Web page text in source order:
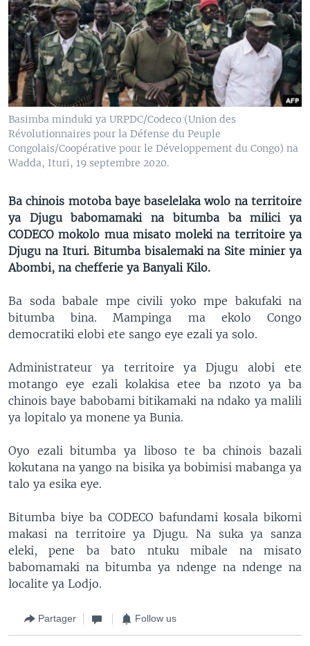
SÉCURITÉ
SCIENCE/TECHNOLOGIE
SPORTS
Basimba minduki ya URPDC/Codeco (Union des
Révolutionnaires pour la Défense du Peuple
Congolais/Coopérative pour le Développement du Congo) na
Wadda, Ituri, 19 septembre 2020.
Ba chinois motoba baye baselelaka wolo na territoire
ya Djugu babomamaki na bitumba ba milici ya
CODECO mokolo mua misato moleki na territoire ya
Djugu na Ituri. Bitumba bisalemaki na Site minier ya
Abombi, na chefferie ya Banyali Kilo.
Ba soda babale mpe civili yoko mpe bakufaki na
bitumba bina. Mampinga ma ekolo Congo
democratiki elobi ete sango eye ezali ya solo.
Administrateur ya territoire ya Djugu alobi ete
motango eye ezali kolakisa etee ba nzoto ya ba
chinois baye babobami bitikamaki na ndako ya malili
ya lopitalo ya monene ya Bunia.
Oyo ezali bitumba ya liboso te ba chinois bazali
kokutana na yango na bisika ya bobimisi mabanga ya
talo ya esika eye.
Bitumba biye ba CODECO bafundami kosala bikomi
makasi na territoire ya Djugu. Na suka ya sanza
eleki, pene ba bato ntuku mibale na misato
babomamaki na bitumba ya ndenge na ndenge na
localite ya Lodjo.
Partager Follow us